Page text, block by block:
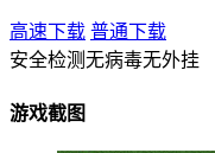
高速下载 普通下载
安全检测无病毒无外挂
游戏截图